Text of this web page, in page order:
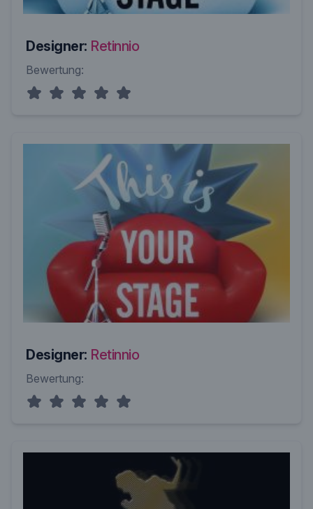
Designer: Retinnio
Bewertung:
Designer: Retinnio
Bewertung: